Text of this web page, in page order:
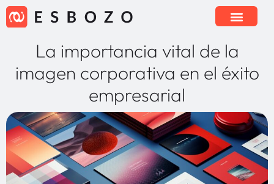
La importancia vital de la
imagen corporativa en el éxito
empresarial